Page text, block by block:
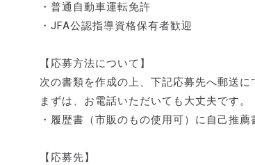
・普通自動車運転免許
・JFA公認指導資格保有者歓迎
【応募方法について】
次の書類を作成の上、下記応募先へ郵送に
まずは、お電話いただいても大丈夫です。
・履歴書（市販のもの使用可）に自己推
【応募先】